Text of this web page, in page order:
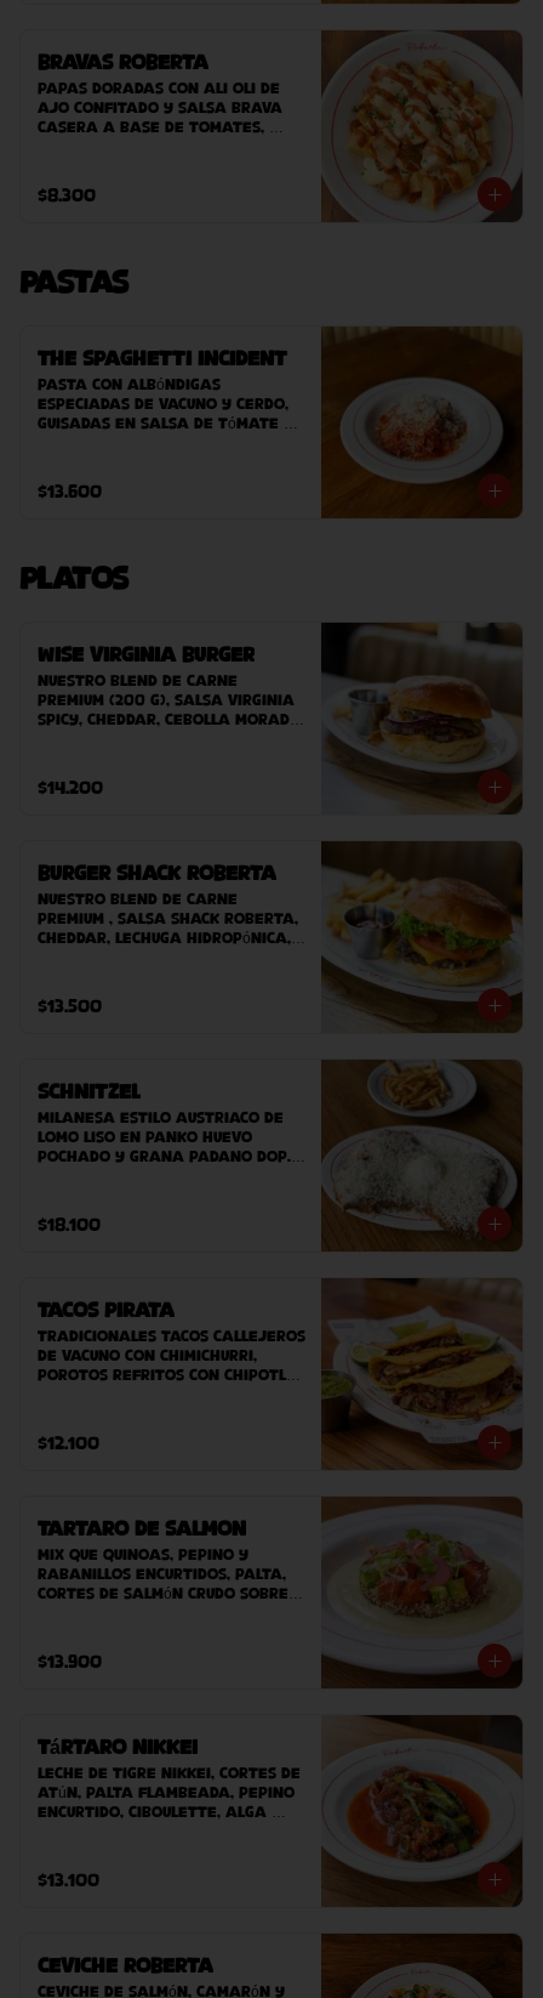
Bravas Roberta
Papas doradas con ali oli de
ajo confitado y salsa brava
casera a base de tomates,
$8.300
Pastas
The Spaghetti Incident
Pasta con albóndigas
especiadas de vacuno y cerdo,
guisadas en salsa de tómate
$13.600
Platos
Wise Virginia Burger
Nuestro blend de carne
premium (200 g), salsa Virginia
Spicy, cheddar, cebolla morada,
Acompañado de papas fritas
caseras.
$14.200
Burger Shack Roberta
Nuestro blend de carne
premium , salsa Shack Roberta,
cheddar, Lechuga hidropónica,
fritas caseras.
$13.500
Schnitzel
Milanesa estilo austriaco de
lomo liso en panko huevo
pochado y grana padano DOP.
$18.100
Tacos Pirata
Tradicionales tacos callejeros
de vacuno con chimichurri,
porotos refritos con chipotle
$12.100
Tartaro de Salmon
Mix que quinoas, pepino y
rabanillos encurtidos, palta,
cortes de salmón crudo sobre
nuestro pan casero.
$13.900
Tártaro Nikkei
Leche de tigre nikkei, cortes de
atún, palta flambeada, pepino
encurtido, ciboulette, alga
$13.100
Ceviche Roberta
Ceviche de Salmón, Camarón y